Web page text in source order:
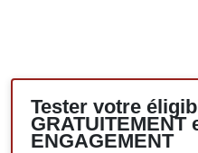
Tester votre
GRATUITEMENT
ENGAGEMENT